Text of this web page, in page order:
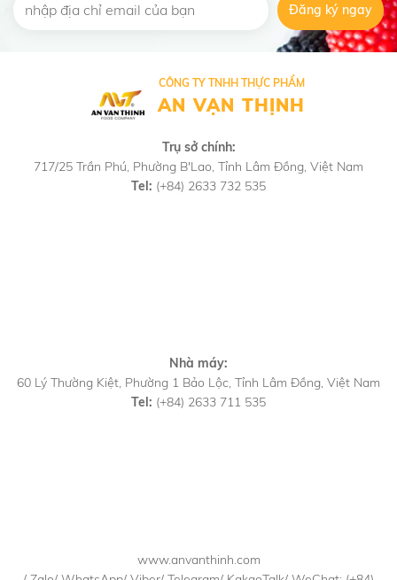
Đăng ký ngay
CÔNG TY TNHH THỰC PHẨM
AN VẠN THỊNH
Trụ sở chính:
717/25 Trần Phú, Phường B'Lao, Tỉnh Lâm Đồng, Việt Nam
Tel: (+84) 2633 732 535
Nhà máy:
60 Lý Thường Kiệt, Phường 1 Bảo Lộc, Tỉnh Lâm Đồng, Việt Nam
Tel: (+84) 2633 711 535
www.anvanthinh.com